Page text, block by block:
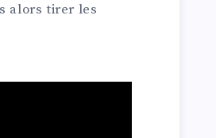
alors tirer les